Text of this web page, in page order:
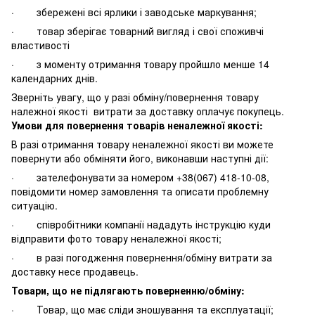
· збережені всі ярлики і заводське маркування;
· товар зберігає товарний вигляд і свої споживчі
властивості
· з моменту отримання товару пройшло менше 14
календарних днів.
Зверніть увагу, що у разі обміну/повернення товару
належної якості витрати за доставку оплачує покупець.
Умови для повернення товарів неналежної якості:
В разі отримання товару неналежної якості ви можете
повернути або обміняти його, виконавши наступні дії:
· зателефонувати за номером +38(067) 418-10-08,
повідомити номер замовлення та описати проблемну
ситуацію.
· співробітники компанії нададуть інструкцію куди
відправити фото товару неналежної якості;
· в разі погодження повернення/обміну витрати за
доставку несе продавець.
Товари, що не підлягають поверненню/обміну:
· Товар, що має сліди зношування та експлуатації;